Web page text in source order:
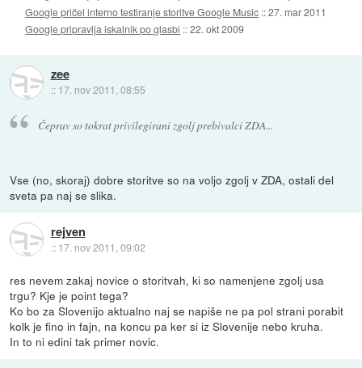
Google pričel interno testiranje storitve Google Music ::27. mar 2011
Google pripravlja iskalnik po glasbi ::22. okt 2009
zee
:: 17. nov 2011, 08:55
Čeprav so tokrat privilegirani zgolj prebivalci ZDA...
Vse (no, skoraj) dobre storitve so na voljo zgolj v ZDA, ostali del
sveta pa naj se slika.
rejven
:: 17. nov 2011, 09:02
res nevem zakaj novice o storitvah, ki so namenjene zgolj usa
trgu? Kje je point tega?
Ko bo za Slovenijo aktualno naj se napiše ne pa pol strani porabit
kolk je fino in fajn, na koncu pa ker si iz Slovenije nebo kruha.
In to ni edini tak primer novic.